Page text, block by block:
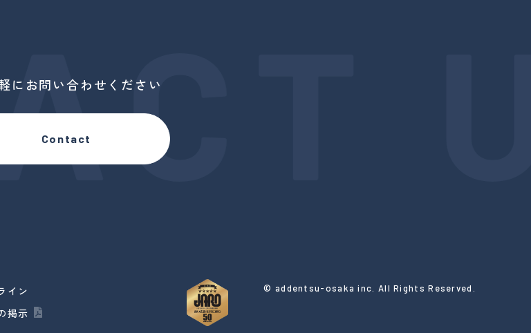
にお問い合わせください
Contact
イン
掲示
© addentsu-osaka inc. All Rights Reserved.